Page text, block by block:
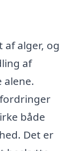
af alger, og
af
alene.
både
Det er